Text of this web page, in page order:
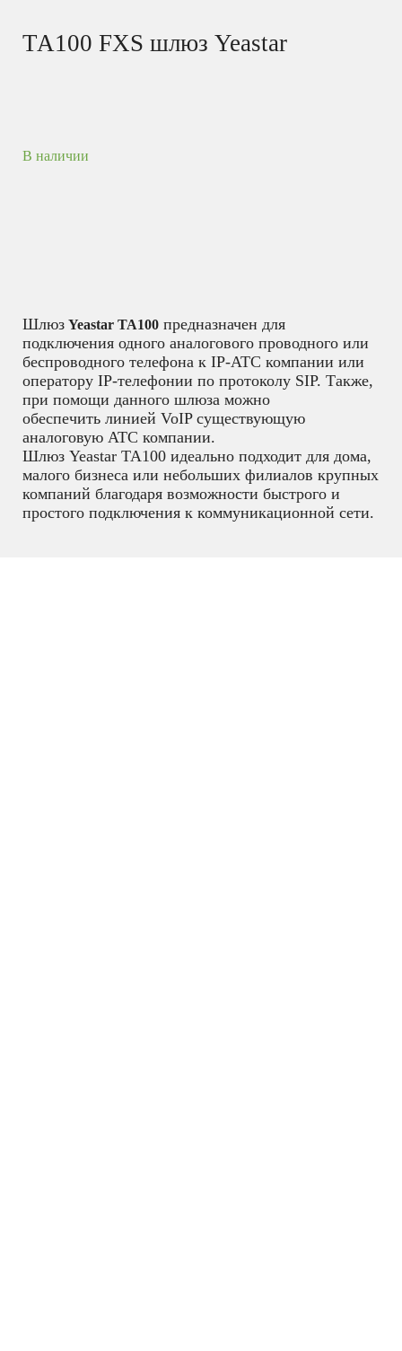
ТА100 FXS шлюз Yeastar
В наличии
Шлюз Yeastar TA100 предназначен для
подключения одного аналогового проводного или
беспроводного телефона к IP-АТС компании или
оператору IP-телефонии по протоколу SIP. Также,
при помощи данного шлюза можно
обеспечить линией VoIP существующую
аналоговую АТС компании.
Шлюз Yeastar TA100 идеально подходит для дома,
малого бизнеса или небольших филиалов крупных
компаний благодаря возможности быстрого и
простого подключения к коммуникационной сети.